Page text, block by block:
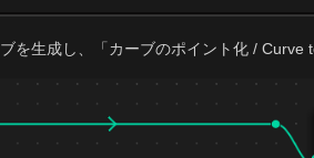
を生成し、「カーブのポイント化 /